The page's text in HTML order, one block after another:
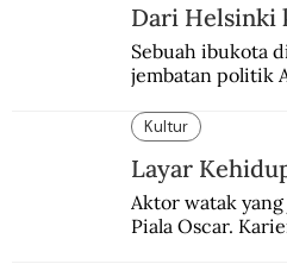
Dari Helsinki
Sebuah ibukota
jembatan politik
Kultur
Layar
Aktor watak
Piala Oscar.